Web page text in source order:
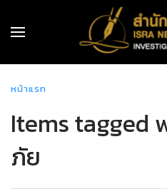
หน้าแรก
Items tagged
ภัย